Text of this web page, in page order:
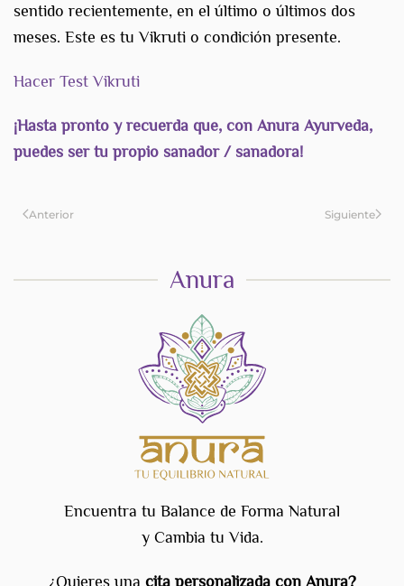
sentido recientemente, en el último o últimos dos
meses. Este es tu Vikruti o condición presente.
Hacer Test Vikruti
¡Hasta pronto y recuerda que, con Anura Ayurveda,
puedes ser tu propio sanador / sanadora!
Anterior Siguiente
Anura
Encuentra tu Balance de Forma Natural
y Cambia tu Vida.
¿Quieres una cita personalizada con Anura?